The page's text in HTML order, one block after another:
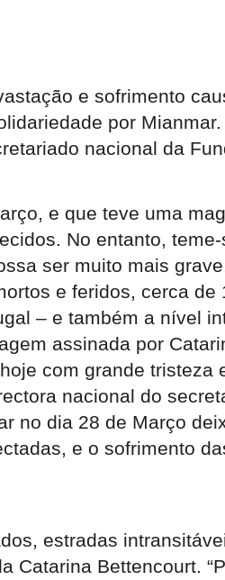
e sofrimento
por
nacional da
e que teve uma
No entanto,
ser muito mais
e feridos, cerca de
– e também a nível
assinada por
com grande tristeza
nacional do
no dia 28 de Março
e o sofrimento
estradas
Catarina Bettencourt.